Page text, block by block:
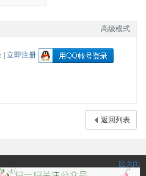
高级模式
立即注册
返回列表